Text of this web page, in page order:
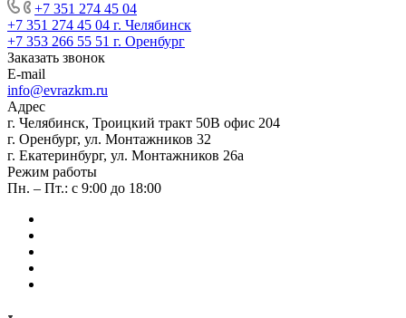
+7 351 274 45 04
+7 351 274 45 04 г. Челябинск
+7 353 266 55 51 г. Оренбург
Заказать звонок
E-mail
info@evrazkm.ru
Адрес
г. Челябинск, Троицкий тракт 50В офис 204
г. Оренбург, ул. Монтажников 32
г. Екатеринбург, ул. Монтажников 26а
Режим работы
Пн. – Пт.: с 9:00 до 18:00